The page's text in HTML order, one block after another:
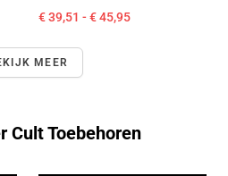
€ 39,51 - € 45,95
MEER
Cult Toebehoren